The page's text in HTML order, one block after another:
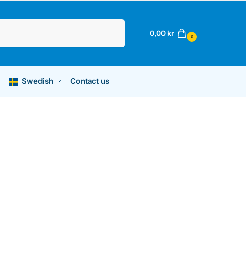
0,00 kr 0
Swedish Contact us